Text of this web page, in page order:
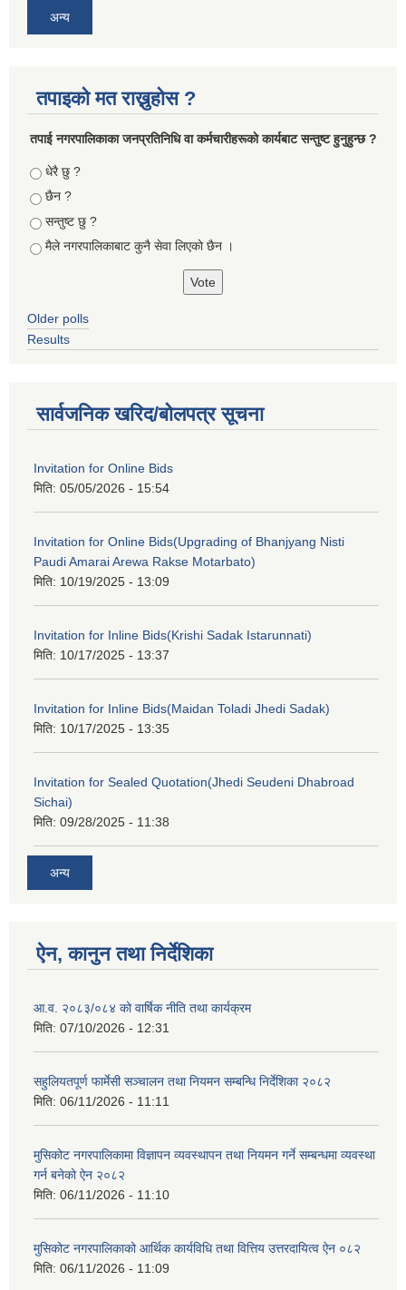
अन्य
तपाइको मत राख्नुहोस ?
तपा‌ई नगरपालिकाका जनप्रतिनिधि वा कर्मचारीहरूकाे कार्यबाट सन्तुष्ट हुनुहुन्छ ?
Choices
धेरै छु ?
छैन ?
सन्तुष्ट छु ?
मैले नगरपालिकाबाट कुनै सेवा लिएकाे छैन ।
Older polls
Results
सार्वजनिक खरिद/बोलपत्र सूचना
Invitation for Online Bids
मिति: 05/05/2026 - 15:54
Invitation for Online Bids(Upgrading of Bhanjyang Nisti
Paudi Amarai Arewa Rakse Motarbato)
मिति: 10/19/2025 - 13:09
Invitation for Inline Bids(Krishi Sadak Istarunnati)
मिति: 10/17/2025 - 13:37
Invitation for Inline Bids(Maidan Toladi Jhedi Sadak)
मिति: 10/17/2025 - 13:35
Invitation for Sealed Quotation(Jhedi Seudeni Dhabroad
Sichai)
मिति: 09/28/2025 - 11:38
अन्य
ऐन, कानुन तथा निर्देशिका
आ.व. २०८३/०८४ को वार्षिक नीति तथा कार्यक्रम
मिति: 07/10/2026 - 12:31
सहुलियतपूर्ण फार्मेसी सञ्चालन तथा नियमन सम्बन्धि निर्देशिका २०८२
मिति: 06/11/2026 - 11:11
मुसिकोट नगरपालिकामा विज्ञापन व्यवस्थापन तथा नियमन गर्ने सम्बन्धमा व्यवस्था
गर्न बनेको ऐन २०८२
मिति: 06/11/2026 - 11:10
मुसिकोट नगरपालिकाको आर्थिक कार्यविधि तथा वित्तिय उत्तरदायित्व ऐन ०८२
मिति: 06/11/2026 - 11:09